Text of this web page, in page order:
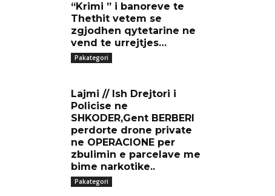
“Krimi ” i banoreve te
Thethit vetem se
zgjodhen qytetarine ne
vend te urrejtjes…
Pakategori
Lajmi // Ish Drejtori i
Policise ne
SHKODER,Gent BERBERI
perdorte drone private
ne OPERACIONE per
zbulimin e parcelave me
bime narkotike..
Pakategori